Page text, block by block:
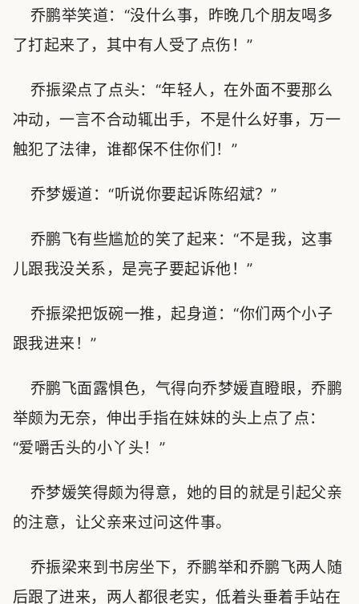
乔鹏举笑道：“没什么事，昨晚几个朋友喝多
了打起来了，其中有人受了点伤！”
乔振梁点了点头：“年轻人，在外面不要那么
冲动，一言不合动辄出手，不是什么好事，万一
触犯了法律，谁都保不住你们！”
乔梦媛道：“听说你要起诉陈绍斌？”
乔鹏飞有些尴尬的笑了起来：“不是我，这事
儿跟我没关系，是亮子要起诉他！”
乔振梁把饭碗一推，起身道：“你们两个小子
跟我进来！”
乔鹏飞面露惧色，气得向乔梦媛直瞪眼，乔鹏
举颇为无奈，伸出手指在妹妹的头上点了点：
“爱嚼舌头的小丫头！”
乔梦媛笑得颇为得意，她的目的就是引起父亲
的注意，让父亲来过问这件事。
乔振梁来到书房坐下，乔鹏举和乔鹏飞两人随
后跟了进来，两人都很老实，低着头垂着手站在